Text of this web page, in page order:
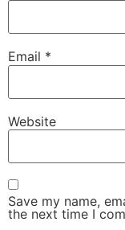
Email *
Website
Save my name,
the next time I